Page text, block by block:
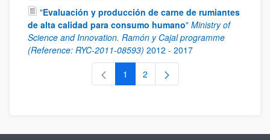
"Evaluación y producción de carne de rumiantes
de alta calidad para consumo humano" Ministry of
Science and Innovation. Ramón y Cajal programme
(Reference: RYC-2011-08593) 2012 - 2017
Page
1 Page
2